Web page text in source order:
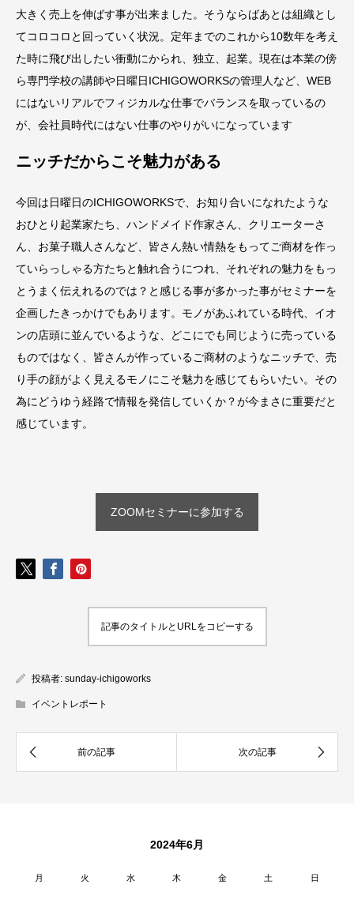
大きく売上を伸ばす事が出来ました。そうならばあとは組織とし
てコロコロと回っていく状況。定年までのこれから10数年を考え
た時に飛び出したい衝動にかられ、独立、起業。現在は本業の傍
ら専門学校の講師や日曜日ICHIGOWORKSの管理人など、WEB
にはないリアルでフィジカルな仕事でバランスを取っているの
が、会社員時代にはない仕事のやりがいになっています
ニッチだからこそ魅力がある
今回は日曜日のICHIGOWORKSで、お知り合いになれたような
おひとり起業家たち、ハンドメイド作家さん、クリエーターさ
ん、お菓子職人さんなど、皆さん熱い情熱をもってご商材を作っ
ていらっしゃる方たちと触れ合うにつれ、それぞれの魅力をもっ
とうまく伝えれるのでは？と感じる事が多かった事がセミナーを
企画したきっかけでもあります。モノがあふれている時代、イオ
ンの店頭に並んでいるような、どこにでも同じように売っている
ものではなく、皆さんが作っているご商材のようなニッチで、売
り手の顔がよく見えるモノにこそ魅力を感じてもらいたい。その
為にどうゆう経路で情報を発信していくか？が今まさに重要だと
感じています。
ZOOMセミナーに参加する
記事のタイトルとURLをコピーする
投稿者: sunday-ichigoworks
イベントレポート
2024年6月
月 火 水 木 金 土 日